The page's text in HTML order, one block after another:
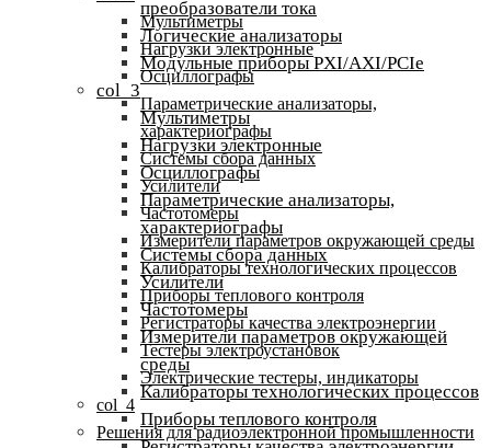
Мультиметры
Нагрузки электронные
Осциллографы
Параметрические анализаторы,
характериографы
Системы сбора данных
Усилители
Частотомеры
Измерители параметров окружающей среды
Калибраторы технологических процессов
Приборы теплового контроля
Регистраторы качества электроэнергии
Тестеры электроустановок
Электрические тестеры, индикаторы
col_4
Решения для радиоэлектронной промышленности
преобразователи тока
Логические анализаторы
Модульные приборы PXI/AXI/PCIe
col_3
Мультиметры
Нагрузки электронные
Осциллографы
Параметрические анализаторы,
характериографы
Системы сбора данных
Усилители
Частотомеры
Измерители параметров окружающей
среды
Калибраторы технологических процессов
Приборы теплового контроля